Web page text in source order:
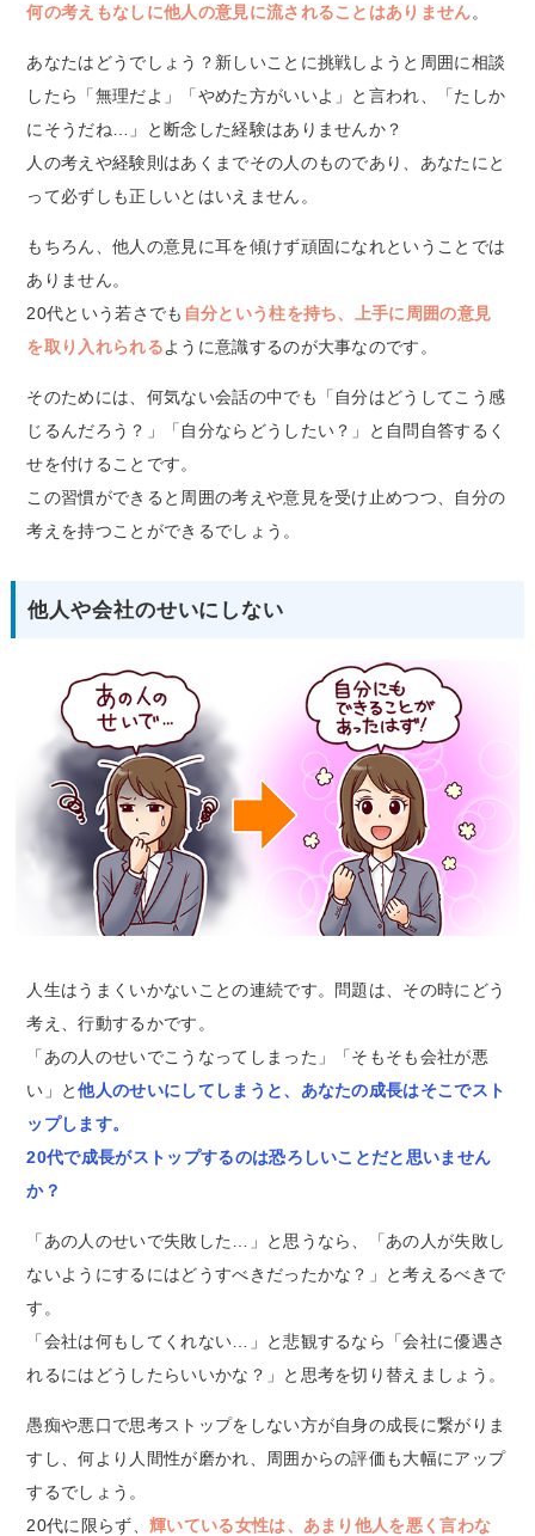
何の考えもなしに他人の意見に流されることはありません。
あなたはどうでしょう？新しいことに挑戦しようと周囲に相談
したら「無理だよ」「やめた方がいいよ」と言われ、「たしか
にそうだね…」と断念した経験はありませんか？
人の考えや経験則はあくまでその人のものであり、あなたにと
って必ずしも正しいとはいえません。
もちろん、他人の意見に耳を傾けず頑固になれということでは
ありません。
20代という若さでも 自分という柱を持ち、上手に周囲の意見
を取り入れられるように意識するのが大事なのです。
そのためには、何気ない会話の中でも「自分はどうしてこう感
じるんだろう？」「自分ならどうしたい？」と自問自答するく
せを付けることです。
この習慣ができると周囲の考えや意見を受け止めつつ、自分の
考えを持つことができるでしょう。
他人や会社のせいにしない
人生はうまくいかないことの連続です。問題は、その時にどう
考え、行動するかです。
「あの人のせいでこうなってしまった」「そもそも会社が悪
い」と他人のせいにしてしまうと、あなたの成長はそこでスト
ップします。
20代で成長がストップするのは恐ろしいことだと思いません
か？
「あの人のせいで失敗した…」と思うなら、「あの人が失敗し
ないようにするにはどうすべきだったかな？」と考えるべきで
す。
「会社は何もしてくれない…」と悲観するなら「会社に優遇さ
れるにはどうしたらいいかな？」と思考を切り替えましょう。
愚痴や悪口で思考ストップをしない方が自身の成長に繋がりま
すし、何より人間性が磨かれ、周囲からの評価も大幅にアップ
するでしょう。
20代に限らず、 輝いている女性は、あまり他人を悪く言わな